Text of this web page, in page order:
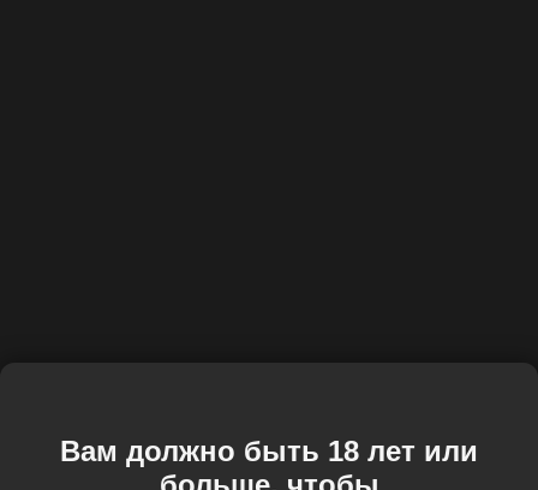
Вам должно быть 18 лет или